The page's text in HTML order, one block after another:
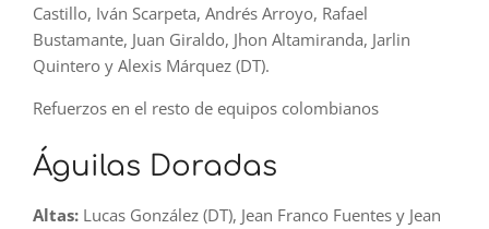
Castillo, Iván Scarpeta, Andrés Arroyo, Rafael
Bustamante, Juan Giraldo, Jhon Altamiranda, Jarlin
Quintero y Alexis Márquez (DT).
Refuerzos en el resto de equipos colombianos
Águilas Doradas
Altas: Lucas González (DT), Jean Franco Fuentes y Jean